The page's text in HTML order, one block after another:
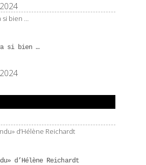
si bien …
d’Hélène Reichardt